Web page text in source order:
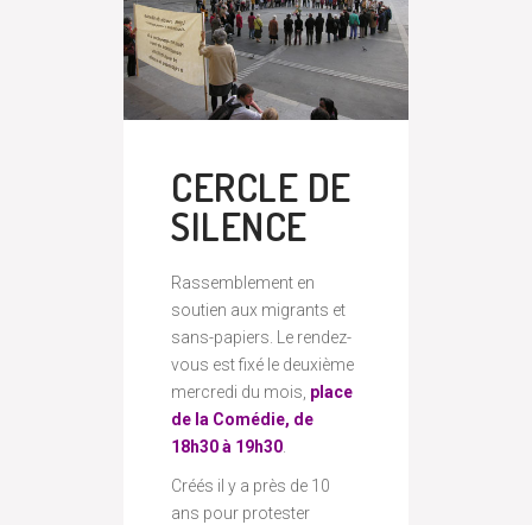
CERCLE DE
SILENCE
Rassemblement en
soutien aux migrants et
sans-papiers. Le rendez-
vous est fixé le deuxième
mercredi du mois, place
de la Comédie, de
18h30 à 19h30
Créés il y a près de 10
ans pour protester